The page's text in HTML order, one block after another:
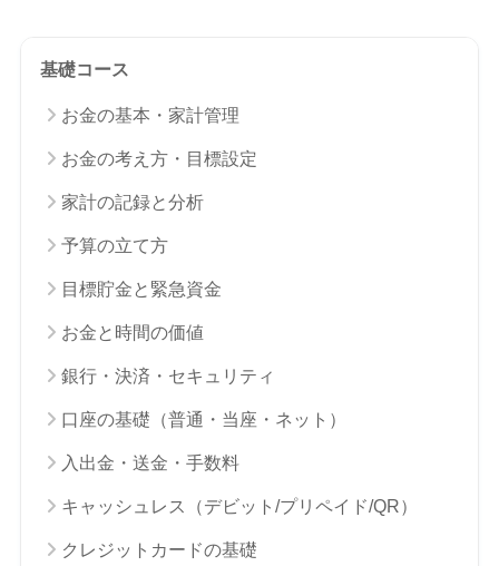
基礎コース
お金の基本・家計管理
お金の考え方・目標設定
家計の記録と分析
予算の立て方
目標貯金と緊急資金
お金と時間の価値
銀行・決済・セキュリティ
口座の基礎（普通・当座・ネット）
入出金・送金・手数料
キャッシュレス（デビット/プリペイド/QR）
クレジットカードの基礎